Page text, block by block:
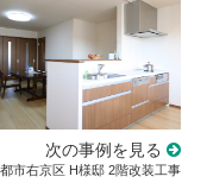
次の事例を見る
市右京区 H様邸 2階改装工事